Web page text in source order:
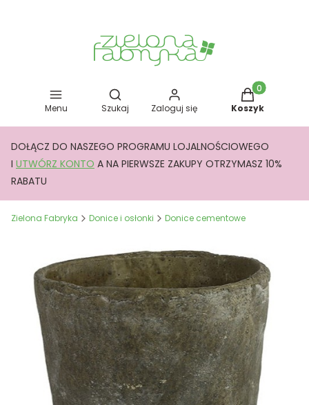
Menu
Otwórz wyszukiwarkę
Szukaj Zaloguj się
Produkty w
Koszyk
DOŁĄCZ DO NASZEGO PROGRAMU LOJALNOŚCIOWEGO
I UTWÓRZ KONTO A NA PIERWSZE ZAKUPY OTRZYMASZ 10%
RABATU
Zielona Fabryka Donice i osłonki Donice cementowe